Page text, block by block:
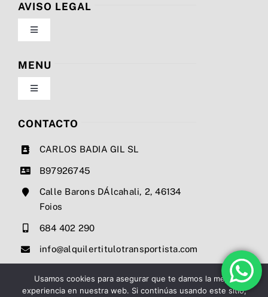
AVISO LEGAL
Toggle
Navigation
Política de privacidad
Condiciones de uso
MENU
Toggle
Navigation
Nosotros
Precios
Contacto
CONTACTO
CARLOS BADIA GIL SL
B97926745
Calle Barons DÁlcahali, 2, 46134
Foios
684 402 290
info@alquilertitulotransportista.com
Usamos cookies para asegurar que te damos la mejor
experiencia en nuestra web. Si continúas usando este sitio,